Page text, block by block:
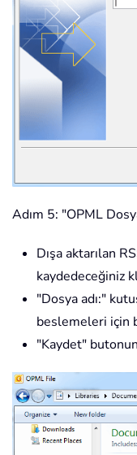
Adım 5: "OPML
Dışa aktarılan
kaydedeceğiniz
"Dosya adı:"
beslemeleri için
"Kaydet"